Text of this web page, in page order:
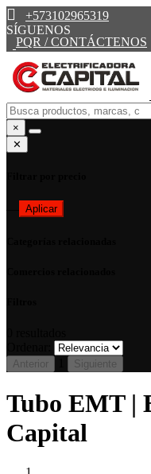
+573102965319
SÍGUENOS
PQR / CONTÁCTENOS
×
✕
Aplicar
Anterior Siguiente
Tubo EMT |
Capital